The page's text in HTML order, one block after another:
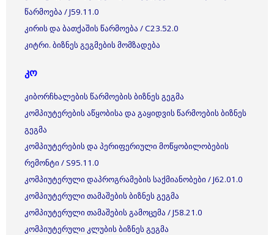
წარმოება / J59.11.0
კირის და ბათქაშის წარმოება / C23.52.0
კიტრი. ბიზნეს გეგმების მომზადება
კო
კიბორჩხალების წარმოების ბიზნეს გეგმა
კომპიუტერების აწყობისა და გაყიდვის წარმოების ბიზნეს
გეგმა
კომპიუტერების და პერიფერიული მოწყობილობების
რემონტი / S95.11.0
კომპიუტერული დაპროგრამების საქმიანობები / J62.01.0
კომპიუტერული თამაშების ბიზნეს გეგმა
კომპიუტერული თამაშების გამოცემა / J58.21.0
კომპიუტერული კლუბის ბიზნეს გეგმა